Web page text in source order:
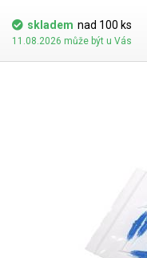
skladem nad 100 ks
11.08.2026 může být u Vás